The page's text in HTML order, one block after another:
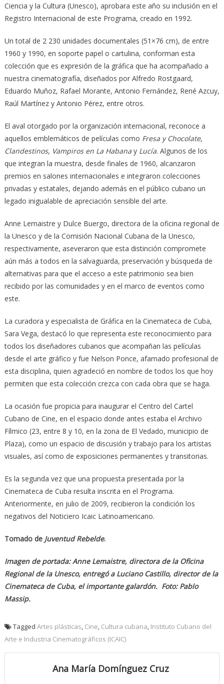
Ciencia y la Cultura (Unesco), aprobara este año su inclusión en el
Registro Internacional de este Programa, creado en 1992.
Un total de 2 230 unidades documentales (51×76 cm), de entre
1960 y 1990, en soporte papel o cartulina, conforman esta
colección que es expresión de la gráfica que ha acompañado a
nuestra cinematografía, diseñados por Alfredo Rostgaard,
Eduardo Muñoz, Rafael Morante, Antonio Fernández, René Azcuy,
Raúl Martínez y Antonio Pérez, entre otros.
El aval otorgado por la organización internacional, reconoce a
aquellos emblemáticos de películas como Fresa y Chocolate,
Clandestinos, Vampiros en La Habana y Lucía. Algunos de los
que integran la muestra, desde finales de 1960, alcanzaron
premios en salones internacionales e integraron colecciones
privadas y estatales, dejando además en el público cubano un
legado inigualable de apreciación sensible del arte.
Anne Lemaistre y Dulce Buergo, directora de la oficina regional de
la Unesco y de la Comisión Nacional Cubana de la Unesco,
respectivamente, aseveraron que esta distinción compromete
aún más a todos en la salvaguarda, preservación y búsqueda de
alternativas para que el acceso a este patrimonio sea bien
recibido por las comunidades y en el marco de eventos como
este.
La curadora y especialista de Gráfica en la Cinemateca de Cuba,
Sara Vega, destacó lo que representa este reconocimiento para
todos los diseñadores cubanos que acompañan las películas
desde el arte gráfico y fue Nelson Ponce, afamado profesional de
esta disciplina, quien agradeció en nombre de todos los que hoy
permiten que esta colección crezca con cada obra que se haga.
La ocasión fue propicia para inaugurar el Centro del Cartel
Cubano de Cine, en el espacio donde antes estaba el Archivo
Fílmico (23, entre 8 y 10, en la zona de El Vedado, municipio de
Plaza), como un espacio de discusión y trabajo para los artistas
visuales, así como de exposiciones permanentes y transitorias.
Es la segunda vez que una propuesta presentada por la
Cinemateca de Cuba resulta inscrita en el Programa.
Anteriormente, en julio de 2009, recibieron la condición los
negativos del Noticiero Icaic Latinoamericano.
Tomado de Juventud Rebelde.
Imagen de portada: Anne Lemaistre, directora de la Oficina
Regional de la Unesco, entregó a Luciano Castillo, director de la
Cinemateca de Cuba, el importante galardón. Foto: Pablo
Massip.
Tagged Artes plásticas Cine Cultura cubana Instituto Cubano del
Arte e Industria Cinematográficos (ICAIC)
Ana María Domínguez Cruz